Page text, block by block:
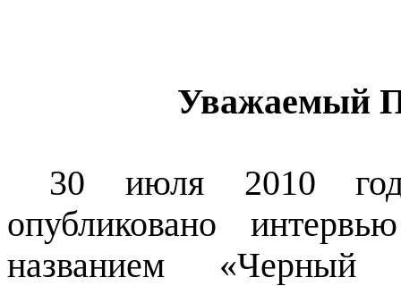
Уважаемый
30 июля 2010
опубликовано
названием